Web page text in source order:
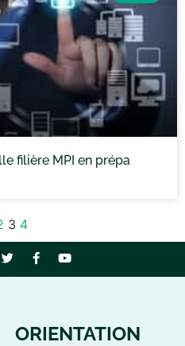
filière MPI en prépa
3 4
ORIENTATION